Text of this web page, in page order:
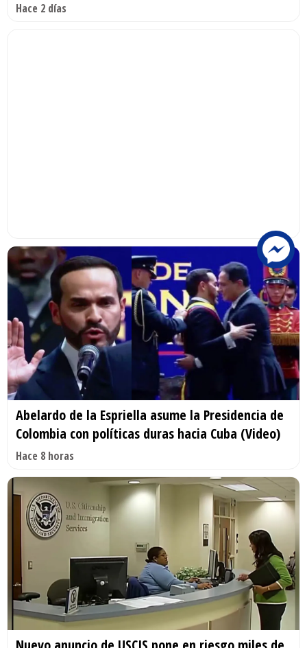
Hace 2 días
Abelardo de la Espriella asume la Presidencia de
Colombia con políticas duras hacia Cuba (Video)
Hace 8 horas